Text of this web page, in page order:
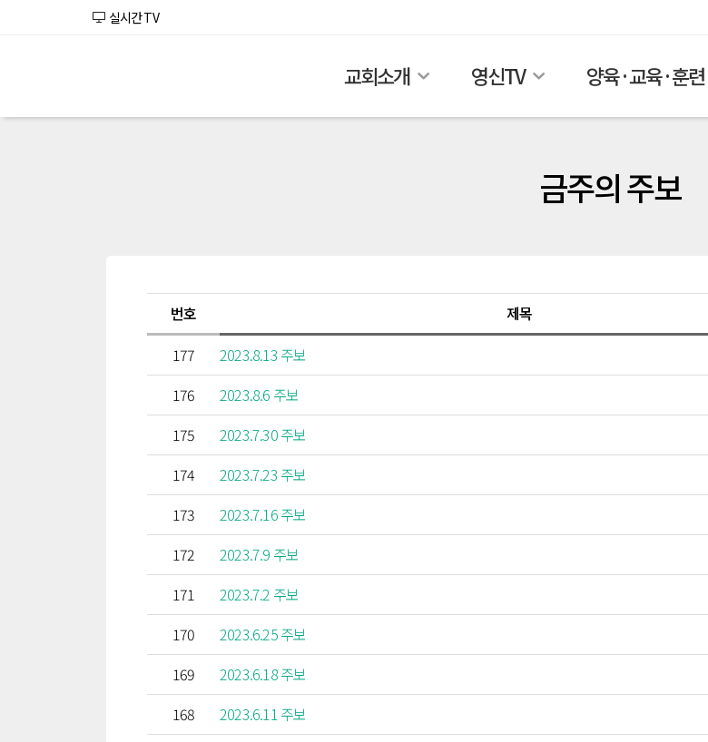
실시간 TV
교회소개 영신TV 양육·교육·훈련
금주의 주보
번호 제목
177
2023.8.13 주보
176
2023.8.6 주보
175
2023.7.30 주보
174
2023.7.23 주보
173
2023.7.16 주보
172
2023.7.9 주보
171
2023.7.2 주보
170
2023.6.25 주보
169
2023.6.18 주보
168
2023.6.11 주보